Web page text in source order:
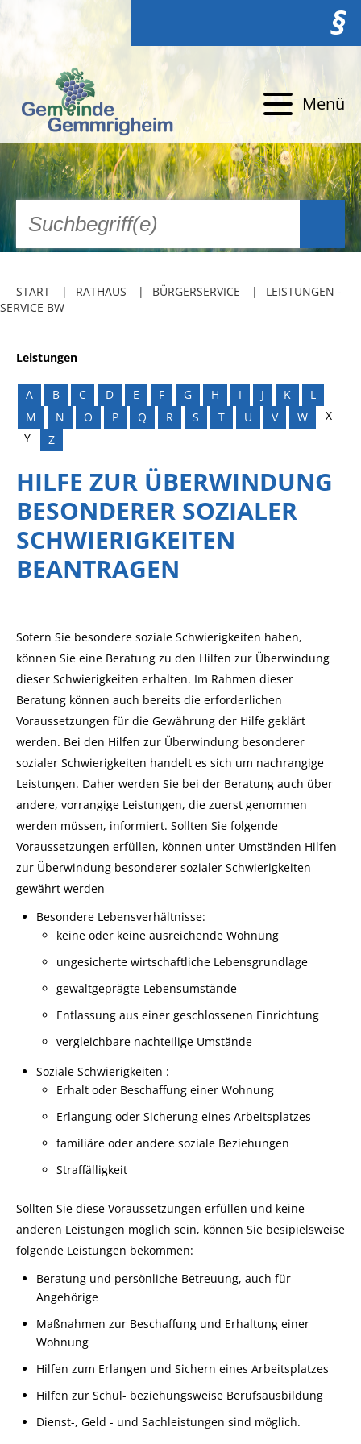
§
Menü
START RATHAUS BÜRGERSERVICE
LEISTUNGEN -
SERVICE BW
Leistungen
A B C D E F G H I J K
L
M
N O P Q R S T U V W
X
Y
Z
HILFE ZUR ÜBERWINDUNG
BESONDERER SOZIALER
SCHWIERIGKEITEN
BEANTRAGEN
Sofern Sie besondere soziale Schwierigkeiten haben,
können Sie eine Beratung zu den Hilfen zur Überwindung
dieser Schwierigkeiten erhalten. Im Rahmen dieser
Beratung können auch bereits die erforderlichen
Voraussetzungen für die Gewährung der Hilfe geklärt
werden. Bei den Hilfen zur Überwindung besonderer
sozialer Schwierigkeiten handelt es sich um nachrangige
Leistungen. Daher werden Sie bei der Beratung auch über
andere, vorrangige Leistungen, die zuerst genommen
werden müssen, informiert. Sollten Sie folgende
Voraussetzungen erfüllen, können unter Umständen Hilfen
zur Überwindung besonderer sozialer Schwierigkeiten
gewährt werden
Besondere Lebensverhältnisse:
keine oder keine ausreichende Wohnung
ungesicherte wirtschaftliche Lebensgrundlage
gewaltgeprägte Lebensumstände
Entlassung aus einer geschlossenen Einrichtung
vergleichbare nachteilige Umstände
Soziale Schwierigkeiten :
Erhalt oder Beschaffung einer Wohnung
Erlangung oder Sicherung eines Arbeitsplatzes
familiäre oder andere soziale Beziehungen
Straffälligkeit
Sollten Sie diese Voraussetzungen erfüllen und keine
anderen Leistungen möglich sein, können Sie besipielsweise
folgende Leistungen bekommen:
Beratung und persönliche Betreuung, auch für
Angehörige
Maßnahmen zur Beschaffung und Erhaltung einer
Wohnung
Hilfen zum Erlangen und Sichern eines Arbeitsplatzes
Hilfen zur Schul- beziehungsweise Berufsausbildung
Dienst-, Geld - und Sachleistungen sind möglich.